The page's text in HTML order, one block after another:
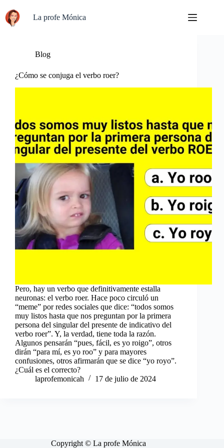
contenido
La profe Mónica
Blog
¿Cómo se conjuga el verbo roer?
Pero, hay un verbo que definitivamente estalla
neuronas: el verbo roer. Hace poco circuló un
“meme” por redes sociales que dice: “todos somos
muy listos hasta que nos preguntan por la primera
persona del singular del presente de indicativo del
verbo roer”. Y, la verdad, tiene toda la razón.
Algunos pensarán “pues, fácil, es yo roigo”, otros
dirán “para mí, es yo roo” y para mayores
confusiones, otros afirmarán que se dice “yo royo”.
¿Cuál es el correcto?
laprofemonicah
17 de julio de 2024
Copyright © La profe Mónica